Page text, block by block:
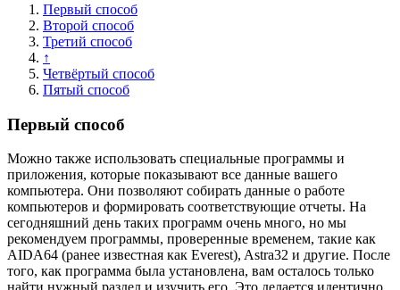
Первый способ
Второй способ
Третий способ
↑
Четвёртый способ
Пятый способ
Первый способ
Можно также использовать специальные программы и
приложения, которые показывают все данные вашего
компьютера. Они позволяют собирать данные о работе
компьютеров и формировать соответствующие отчеты. На
сегодняшний день таких программ очень много, но мы
рекомендуем программы, проверенные временем, такие как
AIDA64 (ранее известная как Everest), Astra32 и другие. После
того, как программа была установлена, вам осталось только